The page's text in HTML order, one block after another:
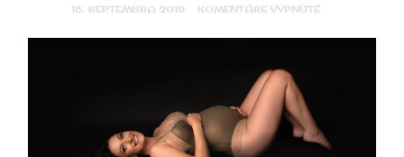
18. SEPTEMBRA 2019 KOMENTÁRE VYPNUTÉ